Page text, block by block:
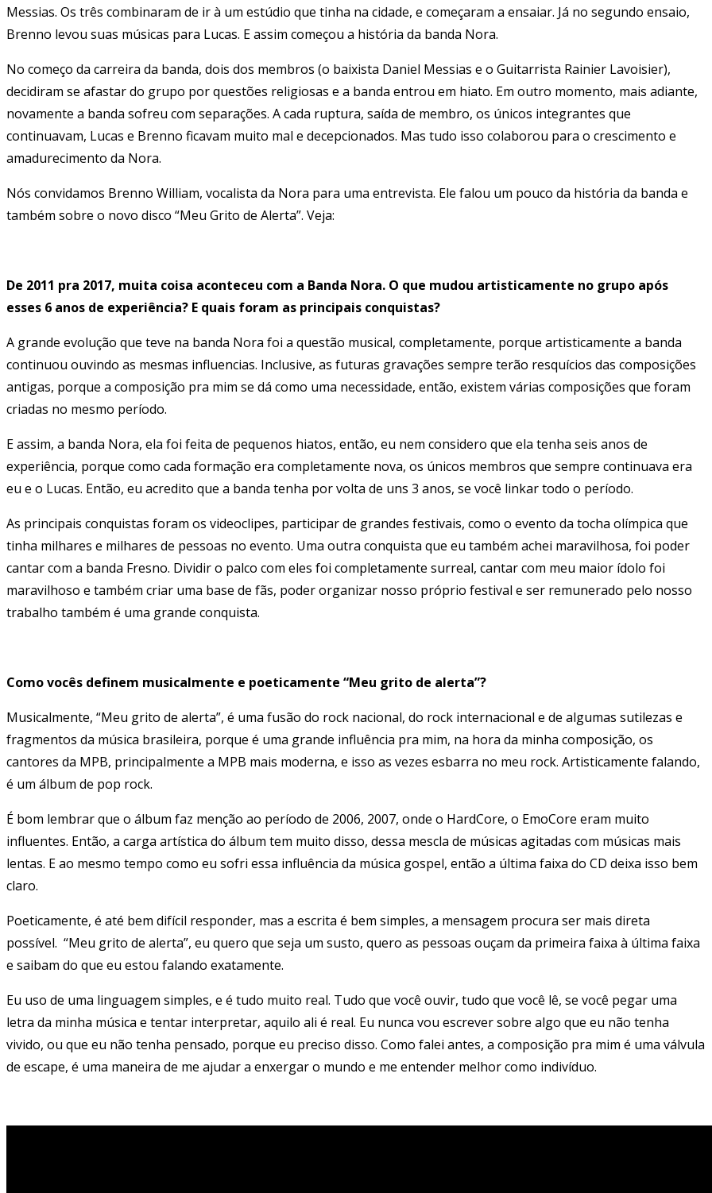
Messias. Os três combinaram de ir à um estúdio que tinha na cidade, e começaram a ensaiar. Já no segundo ensaio,
Brenno levou suas músicas para Lucas. E assim começou a história da banda Nora.
No começo da carreira da banda, dois dos membros (o baixista Daniel Messias e o Guitarrista Rainier Lavoisier),
decidiram se afastar do grupo por questões religiosas e a banda entrou em hiato. Em outro momento, mais adiante,
novamente a banda sofreu com separações. A cada ruptura, saída de membro, os únicos integrantes que
continuavam, Lucas e Brenno ficavam muito mal e decepcionados. Mas tudo isso colaborou para o crescimento e
amadurecimento da Nora.
Nós convidamos Brenno William, vocalista da Nora para uma entrevista. Ele falou um pouco da história da banda e
também sobre o novo disco “Meu Grito de Alerta”. Veja:
De 2011 pra 2017, muita coisa aconteceu com a Banda Nora. O que mudou artisticamente no grupo após
esses 6 anos de experiência? E quais foram as principais conquistas?
A grande evolução que teve na banda Nora foi a questão musical, completamente, porque artisticamente a banda
continuou ouvindo as mesmas influencias. Inclusive, as futuras gravações sempre terão resquícios das composições
antigas, porque a composição pra mim se dá como uma necessidade, então, existem várias composições que foram
criadas no mesmo período.
E assim, a banda Nora, ela foi feita de pequenos hiatos, então, eu nem considero que ela tenha seis anos de
experiência, porque como cada formação era completamente nova, os únicos membros que sempre continuava era
eu e o Lucas. Então, eu acredito que a banda tenha por volta de uns 3 anos, se você linkar todo o período.
As principais conquistas foram os videoclipes, participar de grandes festivais, como o evento da tocha olímpica que
tinha milhares e milhares de pessoas no evento. Uma outra conquista que eu também achei maravilhosa, foi poder
cantar com a banda Fresno. Dividir o palco com eles foi completamente surreal, cantar com meu maior ídolo foi
maravilhoso e também criar uma base de fãs, poder organizar nosso próprio festival e ser remunerado pelo nosso
trabalho também é uma grande conquista.
Como vocês definem musicalmente e poeticamente “Meu grito de alerta”?
Musicalmente, “Meu grito de alerta”, é uma fusão do rock nacional, do rock internacional e de algumas sutilezas e
fragmentos da música brasileira, porque é uma grande influência pra mim, na hora da minha composição, os
cantores da MPB, principalmente a MPB mais moderna, e isso as vezes esbarra no meu rock. Artisticamente falando,
é um álbum de pop rock.
É bom lembrar que o álbum faz menção ao período de 2006, 2007, onde o HardCore, o EmoCore eram muito
influentes. Então, a carga artística do álbum tem muito disso, dessa mescla de músicas agitadas com músicas mais
lentas. E ao mesmo tempo como eu sofri essa influência da música gospel, então a última faixa do CD deixa isso bem
claro.
Poeticamente, é até bem difícil responder, mas a escrita é bem simples, a mensagem procura ser mais direta
possível. “Meu grito de alerta”, eu quero que seja um susto, quero as pessoas ouçam da primeira faixa à última faixa
e saibam do que eu estou falando exatamente.
Eu uso de uma linguagem simples, e é tudo muito real. Tudo que você ouvir, tudo que você lê, se você pegar uma
letra da minha música e tentar interpretar, aquilo ali é real. Eu nunca vou escrever sobre algo que eu não tenha
vivido, ou que eu não tenha pensado, porque eu preciso disso. Como falei antes, a composição pra mim é uma válvula
de escape, é uma maneira de me ajudar a enxergar o mundo e me entender melhor como indivíduo.